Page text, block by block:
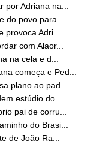
Adriana na...
do povo para ...
Adri...
com Alaor...
na cela e d...
começa e Ped...
plano ao pad...
estúdio do...
pai de corru...
do Brasi...
de João Ra...